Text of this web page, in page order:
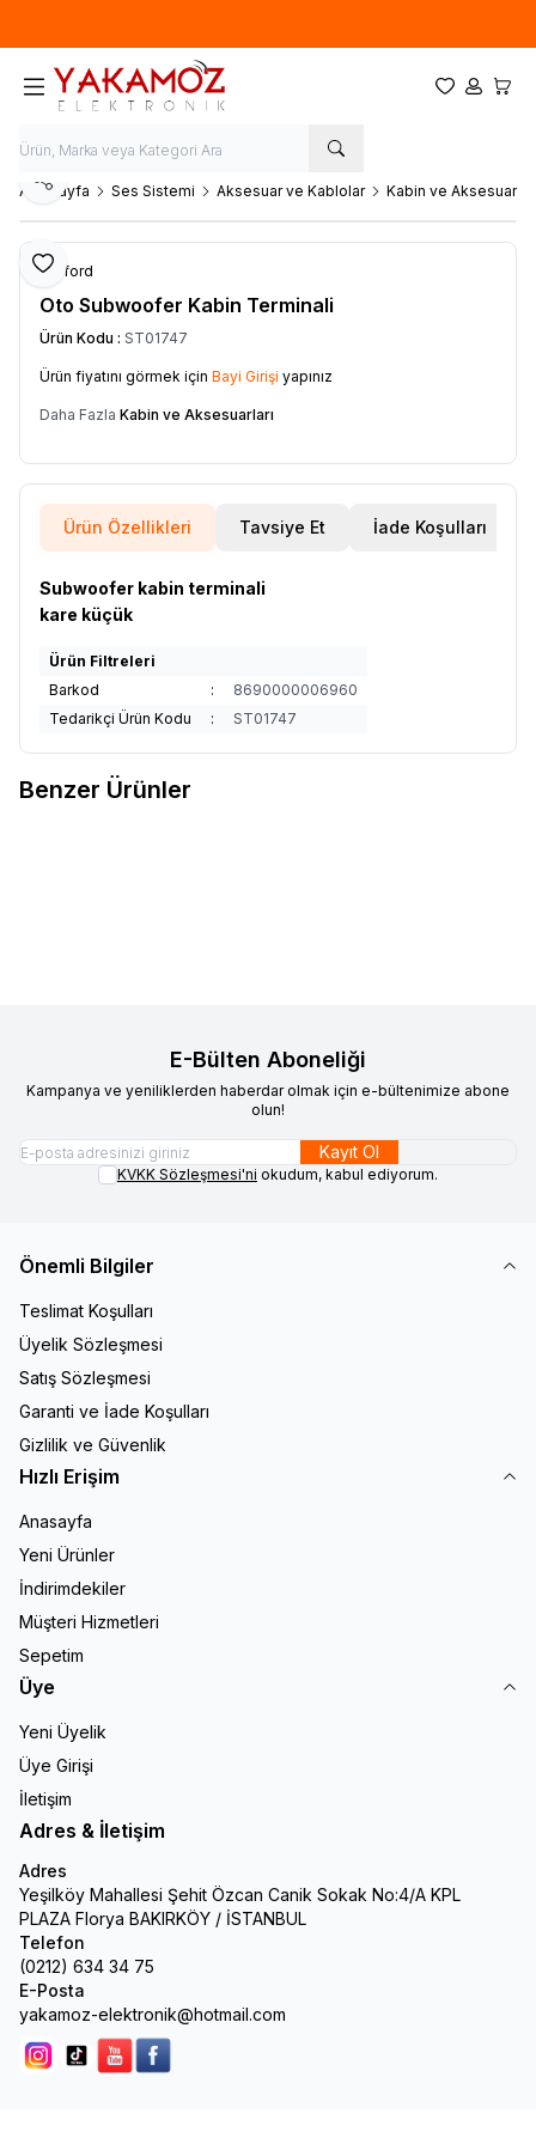
Favorilerim
Hesabım
Ana Sayfa Ses Sistemi Aksesuar ve Kablolar Kabin ve Aksesuarları
Favoriye Ekle
Paylaş
Clifford
Oto Subwoofer Kabin Terminali
Ürün Kodu : ST01747
Ürün fiyatını görmek için Bayi Girişi yapınız
Daha Fazla Kabin ve Aksesuarları
Ürün Özellikleri Tavsiye Et İade Koşulları
Subwoofer kabin terminali
kare küçük
Ürün Filtreleri
Barkod
:
8690000006960
Tedarikçi Ürün Kodu
: ST01747
Benzer Ürünler
E-Bülten Aboneliği
Kampanya ve yeniliklerden haberdar olmak için e-bültenimize abone
olun!
Kayıt Ol
KVKK Sözleşmesi'ni okudum, kabul ediyorum.
Önemli Bilgiler
Teslimat Koşulları
Üyelik Sözleşmesi
Satış Sözleşmesi
Garanti ve İade Koşulları
Gizlilik ve Güvenlik
Hızlı Erişim
Anasayfa
Yeni Ürünler
İndirimdekiler
Müşteri Hizmetleri
Sepetim
Üye
Yeni Üyelik
Üye Girişi
İletişim
Adres & İletişim
Adres
Yeşilköy Mahallesi Şehit Özcan Canik Sokak No:4/A KPL
PLAZA Florya BAKIRKÖY / İSTANBUL
Telefon
(0212) 634 34 75
E-Posta
yakamoz-elektronik@hotmail.com
Instagram
Tik Tokyoutubefacebook